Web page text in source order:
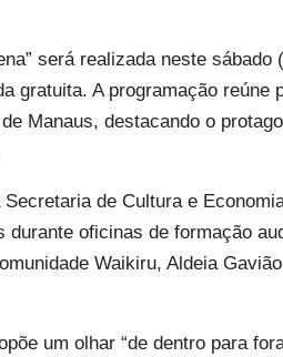
será realizada neste sábado
gratuita. A programação reúne
Manaus, destacando o
de Cultura e
oficinas de formação
Waikiru, Aldeia
um olhar “de dentro para